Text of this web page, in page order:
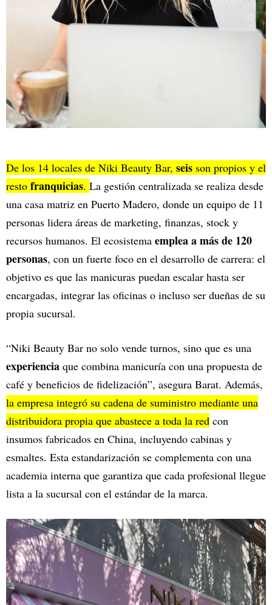
De los 14 locales de Niki Beauty Bar, seis son propios y el
resto franquicias. La gestión centralizada se realiza desde
una casa matriz en Puerto Madero, donde un equipo de 11
personas lidera áreas de marketing, finanzas, stock y
recursos humanos. El ecosistema emplea a más de 120
personas, con un fuerte foco en el desarrollo de carrera: el
objetivo es que las manicuras puedan escalar hasta ser
encargadas, integrar las oficinas o incluso ser dueñas de su
propia sucursal.
“Niki Beauty Bar no solo vende turnos, sino que es una
experiencia que combina manicuría con una propuesta de
café y beneficios de fidelización”, asegura Barat. Además,
la empresa integró su cadena de suministro mediante una
distribuidora propia que abastece a toda la red con
insumos fabricados en China, incluyendo cabinas y
esmaltes. Esta estandarización se complementa con una
academia interna que garantiza que cada profesional llegue
lista a la sucursal con el estándar de la marca.